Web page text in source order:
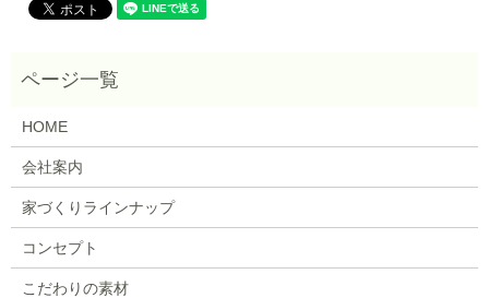
HOME
会社案内
家づくりラインナップ
コンセプト
こだわりの素材